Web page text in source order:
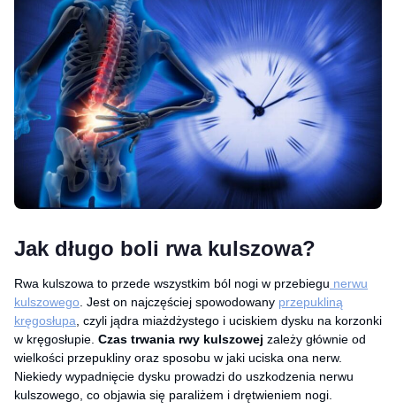
Jak długo boli rwa kulszowa?
Rwa kulszowa to przede wszystkim ból nogi w przebiegu nerwu
kulszowego . Jest on najczęściej spowodowany przepukliną
kręgosłupa , czyli jądra miażdżystego i uciskiem dysku na korzonki
w kręgosłupie. Czas trwania rwy kulszowej zależy głównie od
wielkości przepukliny oraz sposobu w jaki uciska ona nerw.
Niekiedy wypadnięcie dysku prowadzi do uszkodzenia nerwu
kulszowego, co objawia się paraliżem i drętwieniem nogi.